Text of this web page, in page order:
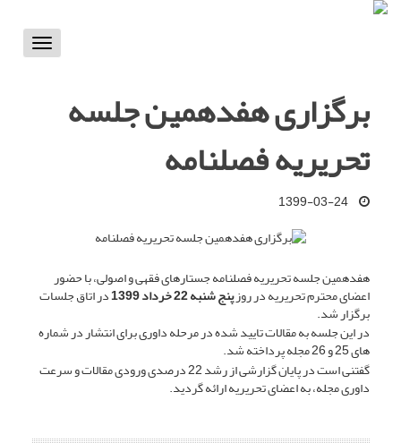
Toggle
برگزاری هفدهمین جلسه
تحریریه فصلنامه
1399-03-24
هفدهمین جلسه تحریریه فصلنامه جستارهای فقهی و اصولی، با حضور
اعضای محترم تحریریه در روزپنج شنبه 22 خرداد 1399 در اتاق جلسات
برگزار شد.
در این جلسه به مقالات تایید شده در مرحله داوری برای انتشار در شماره
های 25 و 26 مجله پرداخته شد.
گفتنی است در پایان گزارشی از رشد 22 درصدی ورودی مقالات و سرعت
داوری مجله، به اعضای تحریریه ارائه گردید.